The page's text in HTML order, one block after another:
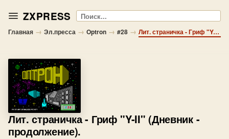
ZXPRESS Поиск
Главная → Эл.пресса → Optron → #28 → Лит. страничка - Гриф "Y-II" (Дневник - продолжение).
Лит. страничка- Гриф "Y-II" (Дневник -
продолжение).